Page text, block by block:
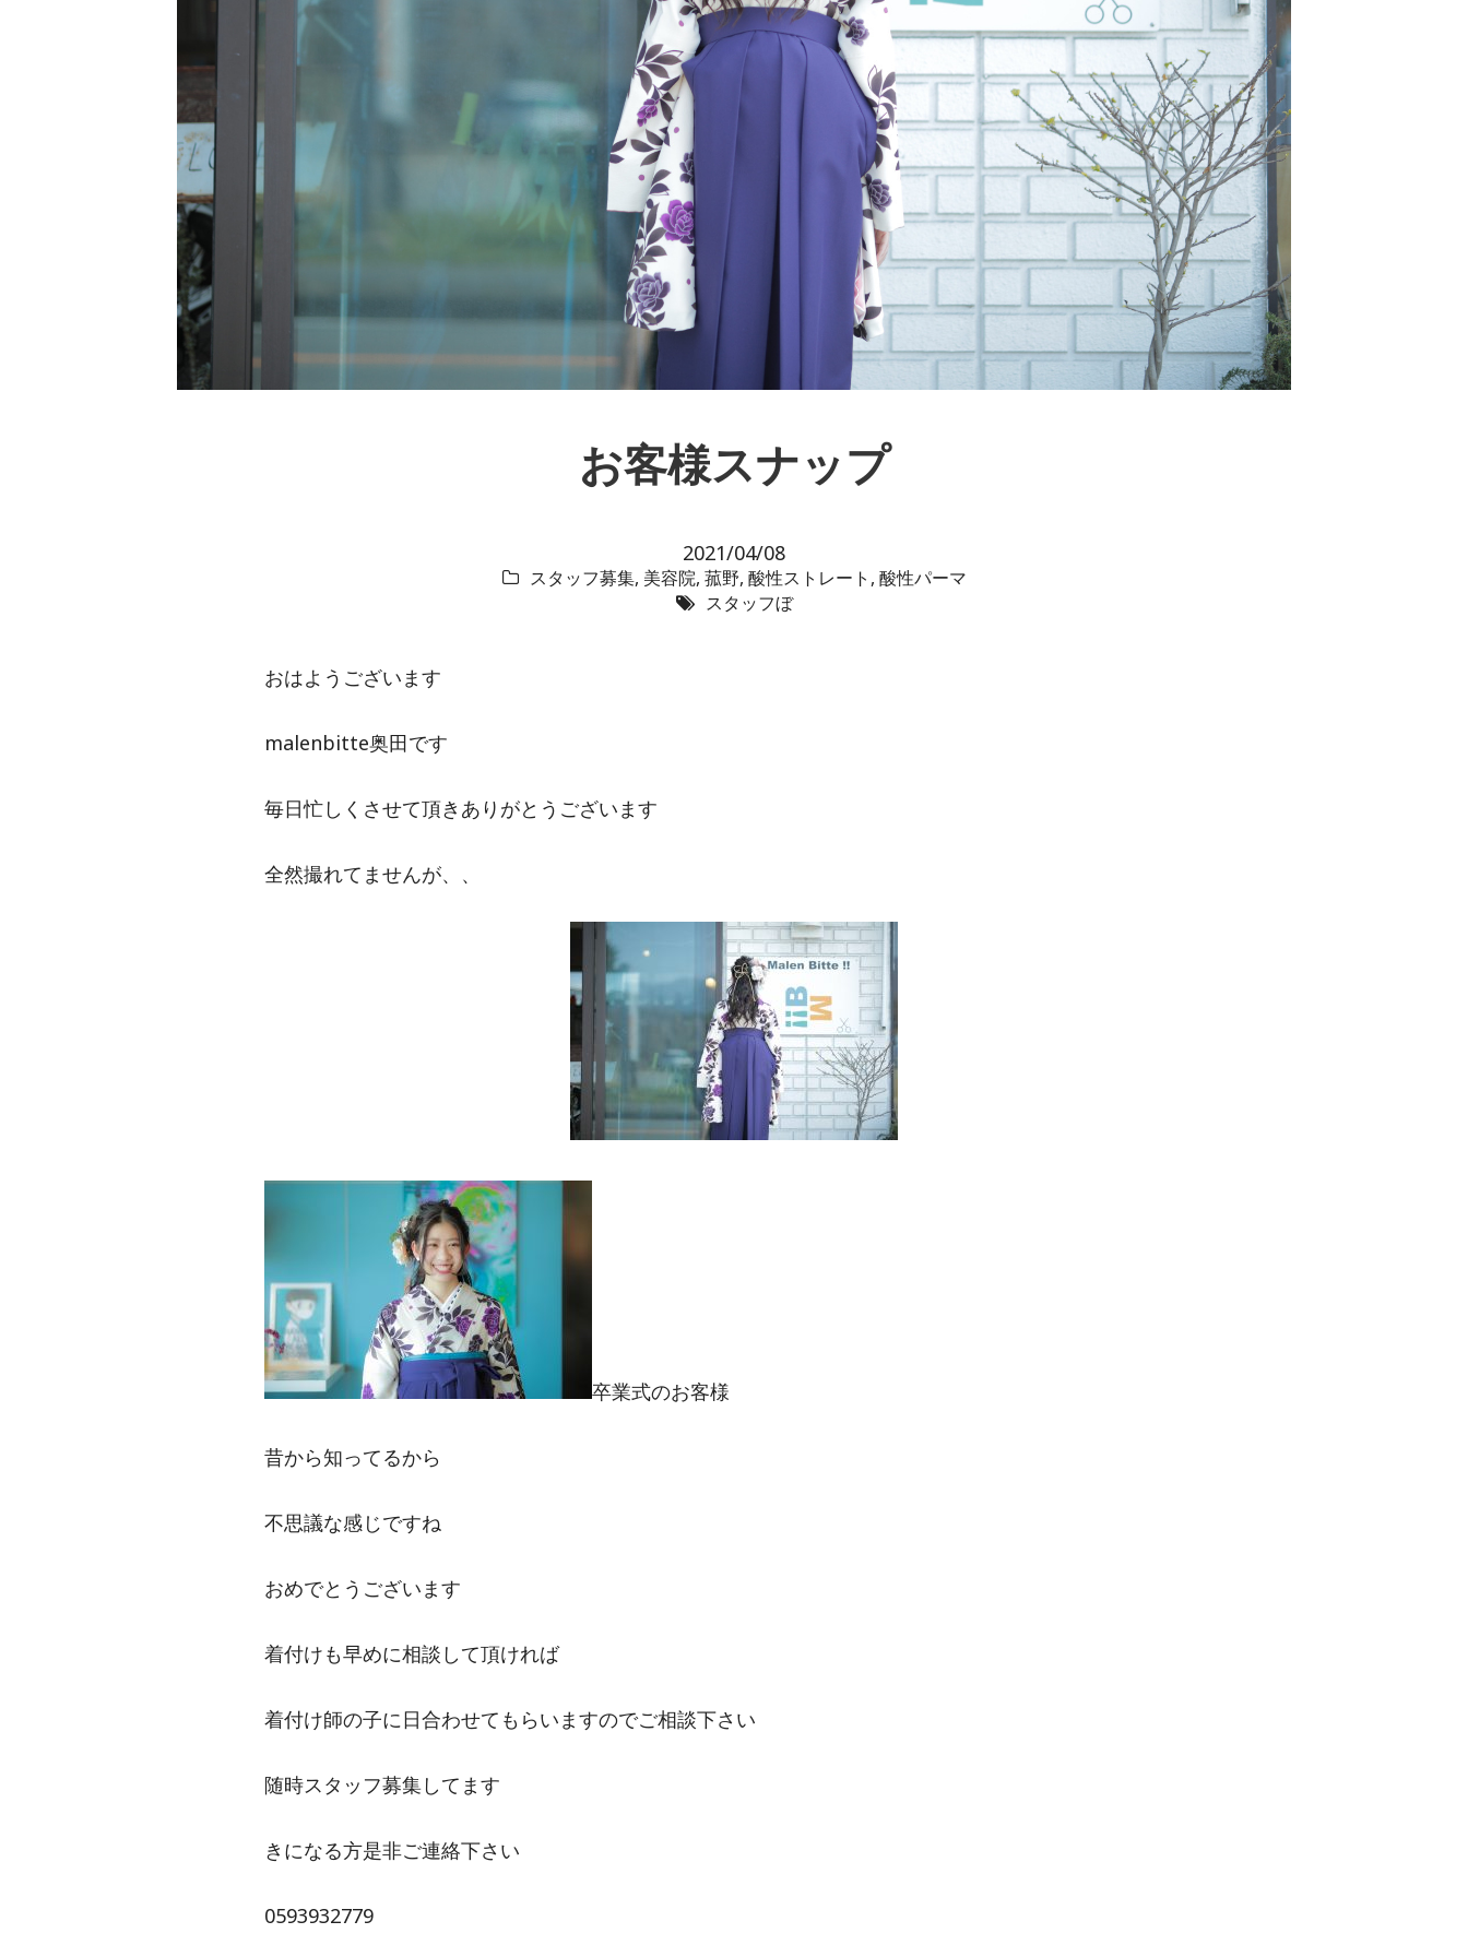
お客様スナップ
2021/04/08
スタッフ募集, 美容院, 菰野, 酸性ストレート , 酸性パーマ
スタッフぼ
おはようございます
malenbitte奥田です
毎日忙しくさせて頂きありがとうございます
全然撮れてませんが、、
卒業式のお客様
昔から知ってるから
不思議な感じですね
おめでとうございます
着付けも早めに相談して頂ければ
着付け師の子に日合わせてもらいますのでご相談下さい
随時スタッフ募集してます
きになる方是非ご連絡下さい
0593932779